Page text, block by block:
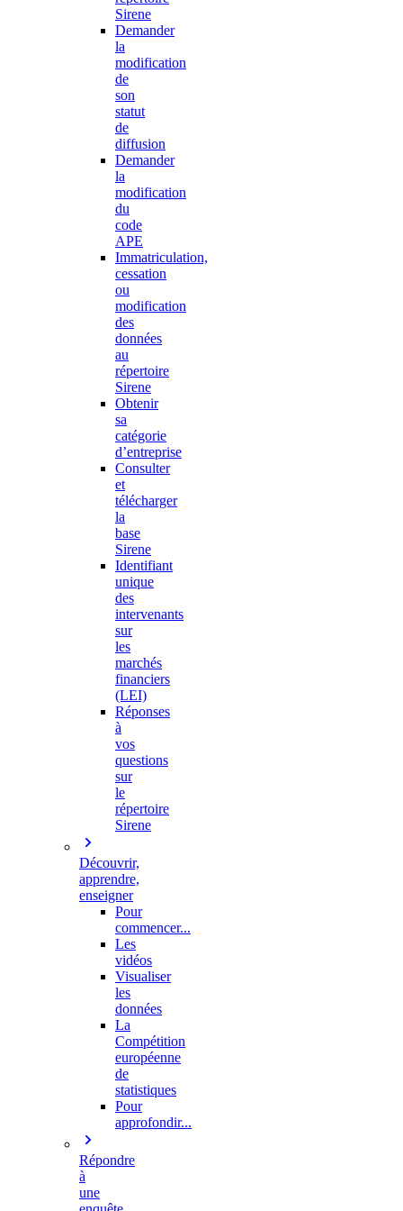
Sirene
Demander
la
modification
de
son
statut
de
diffusion
Demander
la
modification
du
code
APE
Immatriculation,
cessation
ou
modification
des
données
au
répertoire
Sirene
Obtenir
sa
catégorie
d’entreprise
Consulter
et
télécharger
la
base
Sirene
Identifiant
unique
des
intervenants
sur
les
marchés
financiers
(LEI)
Réponses
à
vos
questions
sur
le
répertoire
Sirene
Découvrir,
apprendre,
enseigner
Pour
commencer...
Les
vidéos
Visualiser
les
données
La
Compétition
européenne
de
statistiques
Pour
approfondir...
Répondre
à
une